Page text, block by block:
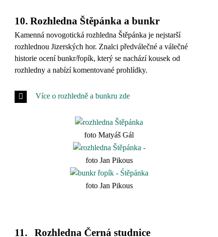
10. Rozhledna Štěpánka a bunkr
Kamenná novogotická rozhledna Štěpánka je nejstarší
rozhlednou Jizerských hor. Znalci předválečné a válečné
historie ocení bunkr/řopík, který se nachází kousek od
rozhledny a nabízí komentované prohlídky.
Více o rozhledně a bunkru zde
foto Matyáš Gál
foto Jan Pikous
foto Jan Pikous
11. Rozhledna Černá studnice